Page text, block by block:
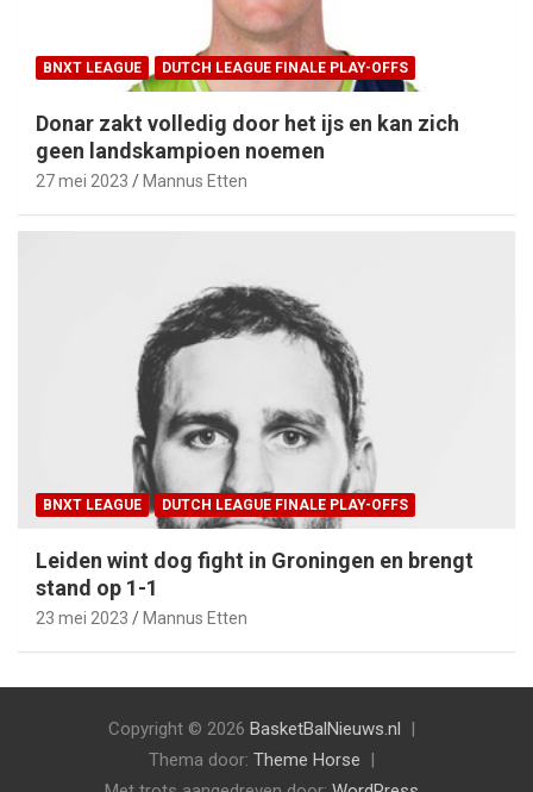
BNXT LEAGUE DUTCH LEAGUE FINALE PLAY-OFFS
Donar zakt volledig door het ijs en kan zich
geen landskampioen noemen
27 mei 2023 Mannus Etten
BNXT LEAGUE DUTCH LEAGUE FINALE PLAY-OFFS
Leiden wint dog fight in Groningen en brengt
stand op 1-1
23 mei 2023 Mannus Etten
Copyright © 2026 BasketBalNieuws.nl
Thema door: Theme Horse